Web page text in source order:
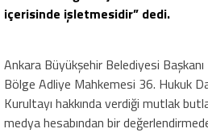
içerisinde işletmesidir” dedi.
Ankara Büyükşehir Belediyesi
Bölge Adliye Mahkemesi 36. Hukuk
Kurultayı hakkında verdiği mutlak
medya hesabından bir